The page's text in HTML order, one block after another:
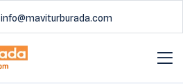
info@maviturburada.com